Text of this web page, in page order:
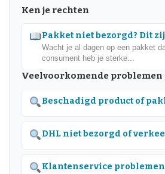
Ken je rechten
Pakket niet bezorgd? Dit
Wacht je al dagen op een pakket
consument heb je sterke...
Veelvoorkomende problemen
Beschadigd product of
DHL niet bezorgd of
Klantenservice problemen